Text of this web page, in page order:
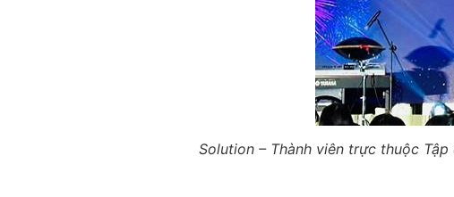
Solution – Thành viên trực thuộc